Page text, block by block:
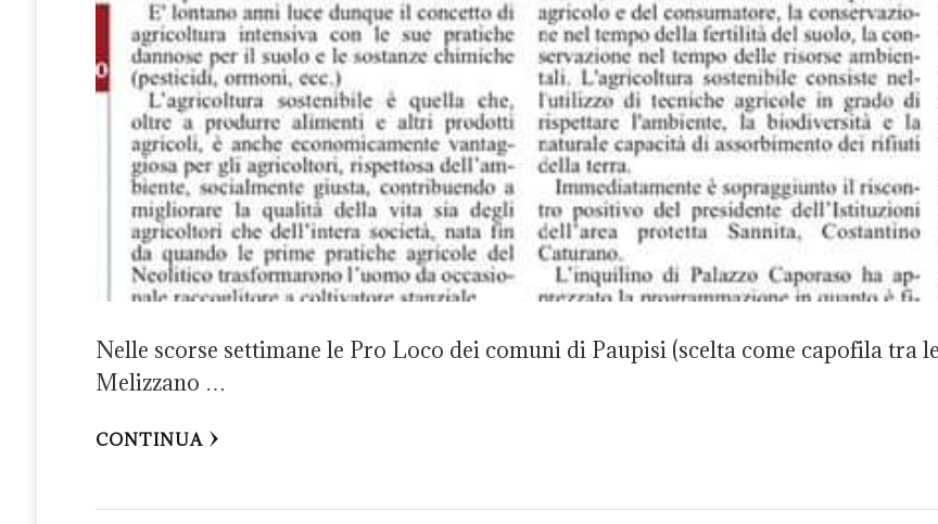
Nelle scorse settimane le Pro Loco dei comuni di Paupisi (scelta come capofila tra
Melizzano …
CONTINUA